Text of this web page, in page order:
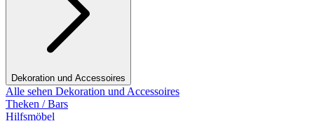
Dekoration und Accessoires
Alle sehen Dekoration und Accessoires
Theken / Bars
Hilfsmöbel